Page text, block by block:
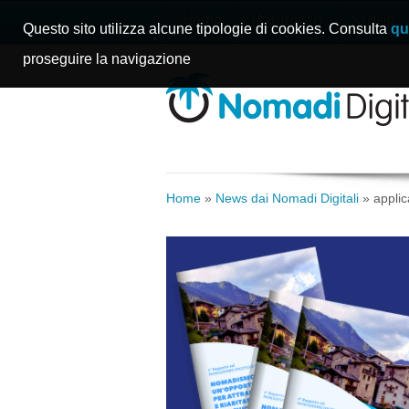
Home Manifesto Storie
Home » News dai Nomadi Digitali »
Questo sito utilizza alcune tipologie di cookies. Consulta
proseguire la navigazione